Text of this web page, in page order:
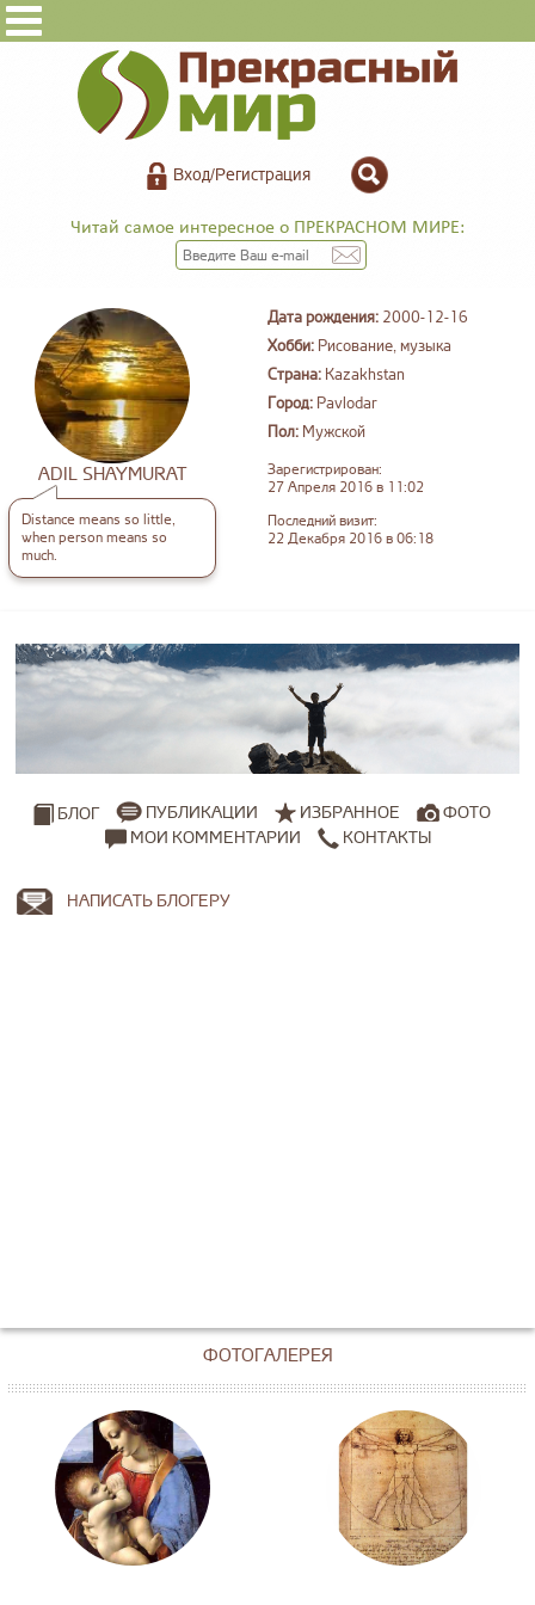
Вход/Регистрация
Читай самое интересное о ПРЕКРАСНОМ МИРЕ:
ADIL SHAYMURAT
Distance means so little,
when person means so
much.
Дата рождения: 2000-12-16
Хобби: Рисование, музыка
Страна: Kazakhstan
Город: Pavlodar
Пол: Мужской
Зарегистрирован:
27 Апреля 2016 в 11:02
Последний визит:
22 Декабря 2016 в 06:18
БЛОГ ПУБЛИКАЦИИ ИЗБРАННОЕ
ФОТО
МОИ КОММЕНТАРИИ
КОНТАКТЫ
НАПИСАТЬ БЛОГЕРУ
ФОТОГАЛЕРЕЯ